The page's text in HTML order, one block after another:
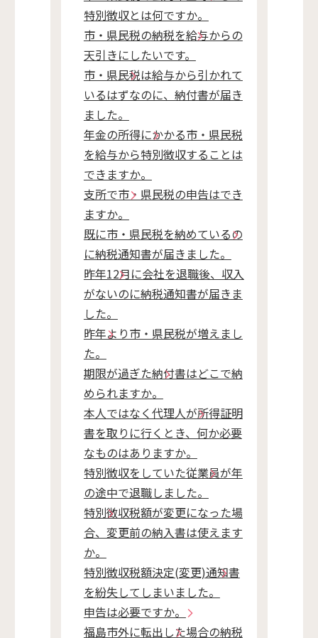
特別徴収とは何ですか。
市・県民税の納税を給与からの
天引きにしたいです。
市・県民税は給与から引かれて
いるはずなのに、納付書が届き
ました。
年金の所得にかかる市・県民税
を給与から特別徴収することは
できますか。
支所で市・県民税の申告はでき
ますか。
既に市・県民税を納めているの
に納税通知書が届きました。
昨年12月に会社を退職後、収入
がないのに納税通知書が届きま
した。
昨年より市・県民税が増えまし
た。
期限が過ぎた納付書はどこで納
められますか。
本人ではなく代理人が所得証明
書を取りに行くとき、何か必要
なものはありますか。
特別徴収をしていた従業員が年
の途中で退職しました。
特別徴収税額が変更になった場
合、変更前の納入書は使えます
か。
特別徴収税額決定(変更)通知書
を紛失してしまいました。
申告は必要ですか。
福島市外に転出した場合の納税